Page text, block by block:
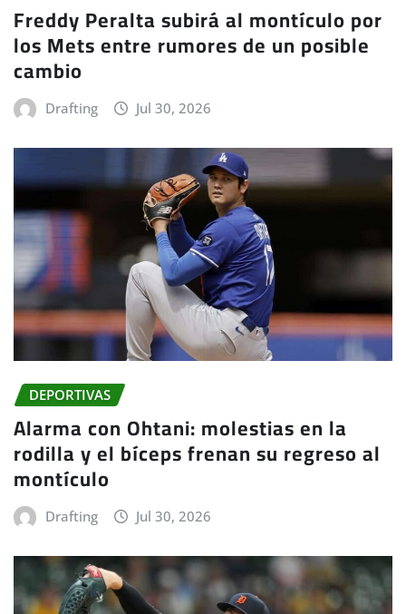
Freddy Peralta subirá al montículo por
los Mets entre rumores de un posible
cambio
Drafting Jul 30, 2026
DEPORTIVAS
Alarma con Ohtani: molestias en la
rodilla y el bíceps frenan su regreso al
montículo
Drafting Jul 30, 2026